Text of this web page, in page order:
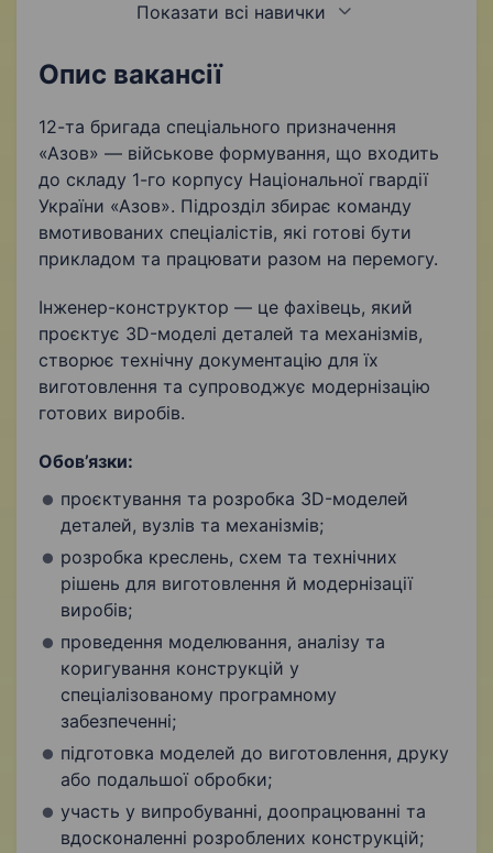
3D-моделювання Проєктування
Читання креслень
Бажання вчитися і розвиватися
Показати всі навички
Опис вакансії
12-та бригада спеціального призначення
«Азов» — військове формування, що входить
до складу 1-го корпусу Національної гвардії
України «Азов». Підрозділ збирає команду
вмотивованих спеціалістів, які готові бути
прикладом та працювати разом на перемогу.
Інженер-конструктор — це фахівець, який
проєктує 3D-моделі деталей та механізмів,
створює технічну документацію для їх
виготовлення та супроводжує модернізацію
готових виробів.
Обов’язки:
проєктування та розробка 3D-моделей
деталей, вузлів та механізмів;
розробка креслень, схем та технічних
рішень для виготовлення й модернізації
виробів;
проведення моделювання, аналізу та
коригування конструкцій у
спеціалізованому програмному
забезпеченні;
підготовка моделей до виготовлення, друку
або подальшої обробки;
участь у випробуванні, доопрацюванні та
вдосконаленні розроблених конструкцій;